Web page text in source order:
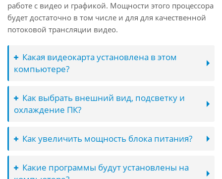
работе с видео и графикой. Мощности этого процессора
будет достаточно в том числе и для для качественной
потоковой трансляции видео.
Какая видеокарта установлена в этом
компьютере?
Как выбрать внешний вид, подсветку и
охлаждение ПК?
Как увеличить мощность блока питания?
Какие программы будут установлены на